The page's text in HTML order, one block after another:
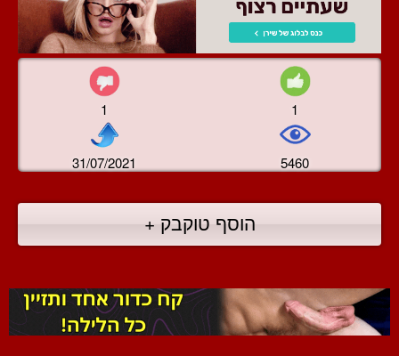
1 1
31/07/2021 5460
הוסף טוקבק +